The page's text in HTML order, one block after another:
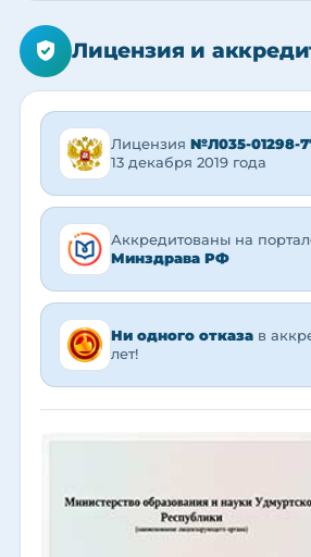
Лицензия и
Лицензия №Л035-01298-
13 декабря 2019 года
Аккредитованы на
Минздрава РФ
Ни одного отказа в
лет!